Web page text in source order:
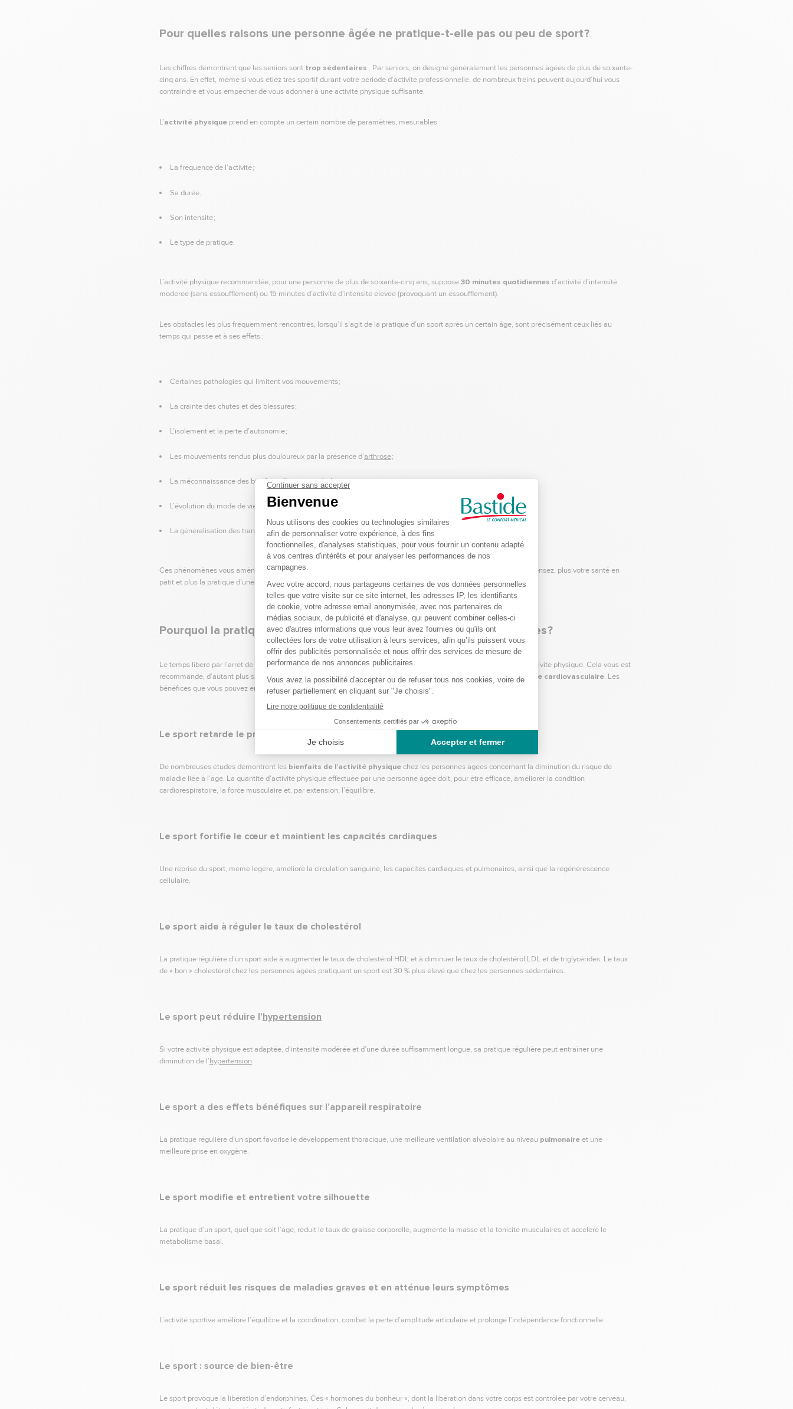
Pour quelles raisons une personne âgée ne pratique-t-elle pas ou peu de sport ?
Les chiffres démontrent que les seniors sont trop sédentaires . Par seniors, on désigne généralement les personnes âgées de plus de soixante-
cinq ans. En effet, même si vous étiez très sportif durant votre période d’activité professionnelle, de nombreux freins peuvent aujourd’hui vous
contraindre et vous empêcher de vous adonner à une activité physique suffisante.
L’activité physique prend en compte un certain nombre de paramètres, mesurables :
La fréquence de l’activité ;
Sa durée ;
Son intensité ;
Le type de pratique.
L’activité physique recommandée, pour une personne de plus de soixante-cinq ans, suppose30 minutes quotidiennes d’activité d’intensité
modérée (sans essoufflement) ou 15 minutes d’activité d’intensité élevée (provoquant un essoufflement).
Les obstacles les plus fréquemment rencontrés, lorsqu’il s’agit de la pratique d’un sport après un certain âge, sont précisément ceux liés au
temps qui passe et à ses effets :
Certaines pathologies qui limitent vos mouvements ;
La crainte des chutes et des blessures ;
L’isolement et la perte d’autonomie ;
Les mouvements rendus plus douloureux par la présence d’arthrose;
La méconnaissance des bienfaits d’une activité physique et sportive ;
L’évolution du mode de vie, des technologies et l’augmentation du temps passé devant les écrans ;
La généralisation des transports motorisés.
Ces phénomènes vous amènent à moins vous dépenser physiquement, créant un engrenage. Moins vous vous dépensez, plus votre santé en
pâtit et plus la pratique d’une ou plusieurs activité(s) devient difficile.
Pourquoi la pratique d’un sport est-elle conseillée aux personnes âgées ?
Le temps libéré par l’arrêt de votre activité professionnelle peut être l’occasion de pratiquer, ou de reprendre, une activité physique. Cela vous est
recommandé, d’autant plus si vous souffrez d’ostéoporose, de diabète, ou si vous risquez de développer une maladie cardiovasculaire. Les
bénéfices que vous pouvez en tirer sont conséquents.
Le sport retarde le processus de vieillissement physiologique
De nombreuses études démontrent les bienfaits de l’activité physiquechez les personnes âgées concernant la diminution du risque de
maladie liée à l’âge. La quantité d’activité physique effectuée par une personne âgée doit, pour être efficace, améliorer la condition
cardiorespiratoire, la force musculaire et, par extension, l’équilibre.
Le sport fortifie le cœur et maintient les capacités cardiaques
Une reprise du sport, même légère, améliore la circulation sanguine, les capacités cardiaques et pulmonaires, ainsi que la régénérescence
cellulaire.
Le sport aide à réguler le taux de cholestérol
La pratique régulière d’un sport aide à augmenter le taux de cholestérol HDL et à diminuer le taux de cholestérol LDL et de triglycérides. Le taux
de « bon » cholestérol chez les personnes âgées pratiquant un sport est 30 % plus élevé que chez les personnes sédentaires.
Le sport peut réduire l’hypertension
Si votre activité physique est adaptée, d’intensité modérée et d’une durée suffisamment longue, sa pratique régulière peut entraîner une
diminution de l’hypertension.
Le sport a des effets bénéfiques sur l’appareil respiratoire
La pratique régulière d’un sport favorise le développement thoracique, une meilleure ventilation alvéolaire au niveau pulmonaireet une
meilleure prise en oxygène.
Le sport modifie et entretient votre silhouette
La pratique d’un sport, quel que soit l’âge, réduit le taux de graisse corporelle, augmente la masse et la tonicité musculaires et accélère le
métabolisme basal.
Le sport réduit les risques de maladies graves et en atténue leurs symptômes
L’activité sportive améliore l’équilibre et la coordination, combat la perte d’amplitude articulaire et prolonge l’indépendance fonctionnelle.
Le sport : source de bien-être
Le sport provoque la libération d’endorphines. Ces « hormones du bonheur », dont la libération dans votre corps est contrôlée par votre cerveau,